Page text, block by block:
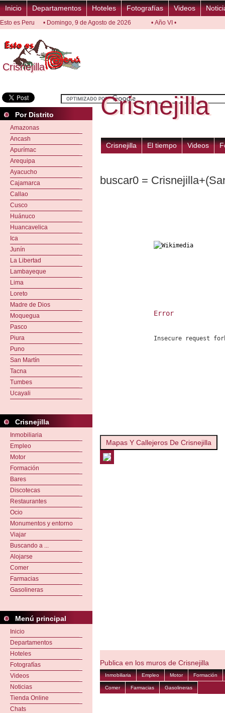
Crisnejilla
Crisnejilla
Inicio Departamentos Hoteles Fotografías Videos
Esto es Peru • Domingo, 9 de Agosto de 2026 • Año VI •
Por Distrito
Amazonas
Ancash
Apurímac
Arequipa
Ayacucho
Cajamarca
Callao
Cusco
Huánuco
Huancavelica
Ica
Junín
La Libertad
Lambayeque
Lima
Loreto
Madre de Dios
Moquegua
Pasco
Piura
Puno
San Martín
Tacna
Tumbes
Ucayali
Crisnejilla
Inmobiliaria
Empleo
Motor
Formación
Bares
Discotecas
Restaurantes
Ocio
Monumentos y entorno
Viajar
Buscando a ...
Alojarse
Comer
Farmacias
Gasolineras
Menú principal
Inicio
Departamentos
Hoteles
Fotografías
Videos
Noticias
Tienda Online
Chats
Crisnejilla
Crisnejilla
Crisnejilla El tiempo Videos
buscar0 =
Error
Insecure request
Mapas Y Callejeros De Crisnejilla
Publica en los muros de Crisnejilla
Inmobiliaria Empleo Motor Formación
Comer Farmacias Gasolineras